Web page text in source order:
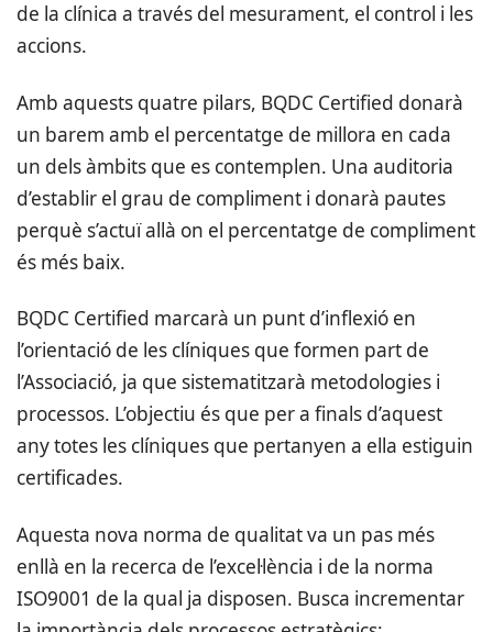
de la clínica a través del mesurament, el control i les
accions.
Amb aquests quatre pilars, BQDC Certified donarà
un barem amb el percentatge de millora en cada
un dels àmbits que es contemplen. Una auditoria
d’establir el grau de compliment i donarà pautes
perquè s’actuï allà on el percentatge de compliment
és més baix.
BQDC Certified marcarà un punt d’inflexió en
l’orientació de les clíniques que formen part de
l’Associació, ja que sistematitzarà metodologies i
processos. L’objectiu és que per a finals d’aquest
any totes les clíniques que pertanyen a ella estiguin
certificades.
Aquesta nova norma de qualitat va un pas més
enllà en la recerca de l’excel·lència i de la norma
ISO9001 de la qual ja disposen. Busca incrementar